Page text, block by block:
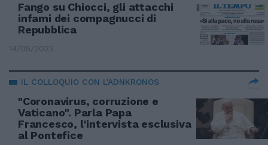
Fango su Chiocci, gli attacchi
infami dei compagnucci di
Repubblica
14/05/2023
IL COLLOQUIO CON L'ADNKRONOS
"Coronavirus, corruzione e
Vaticano". Parla Papa
Francesco, l'intervista esclusiva
al Pontefice